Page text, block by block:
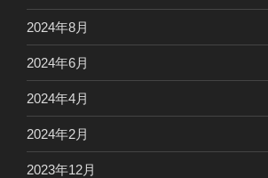
2024年8月
2024年6月
2024年4月
2024年2月
2023年12月